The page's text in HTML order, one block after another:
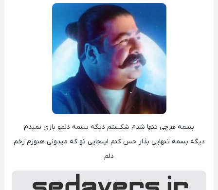
بسمه هرچی تنها شدم شکستم دیگه بسمه دلمو بازی نمیدم
دیگه بسمه تنهایی بذار حس کنم اینجایی تو که میدونی هنوزم زخم
دلم